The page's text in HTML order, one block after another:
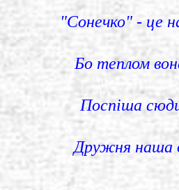
"Сонечко" - це
Бо теплом
Поспіша
Дружня наша